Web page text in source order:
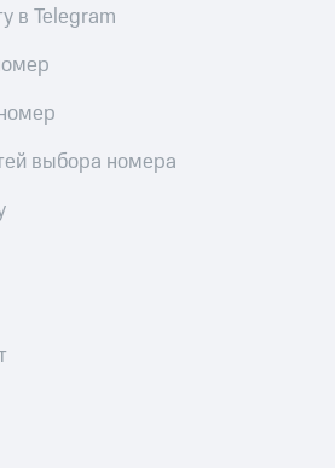
в Telegram
выбора номера